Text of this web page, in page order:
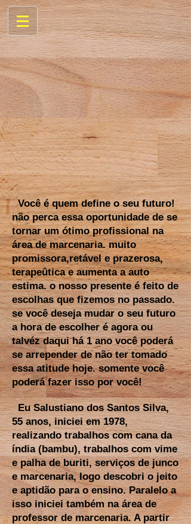
Você é quem define o seu futuro!
não perca essa oportunidade de se
tornar um ótimo profissional na
área de marcenaria. muito
promissora,retável e prazerosa,
terapeûtica e aumenta a auto
estima. o nosso presente é feito de
escolhas que fizemos no passado.
se você deseja mudar o seu futuro
a hora de escolher é agora ou
talvéz daqui há 1 ano você poderá
se arrepender de não ter tomado
essa atitude hoje. somente você
poderá fazer isso por você!
Eu Salustiano dos Santos Silva,
55 anos, iniciei em 1978,
realizando trabalhos com cana da
índia (bambu), trabalhos com vime
e palha de buriti, serviços de junco
e marcenaria, logo descobri o jeito
e aptidão para o ensino. Paralelo a
isso iniciei também na área de
professor de marcenaria. A partir